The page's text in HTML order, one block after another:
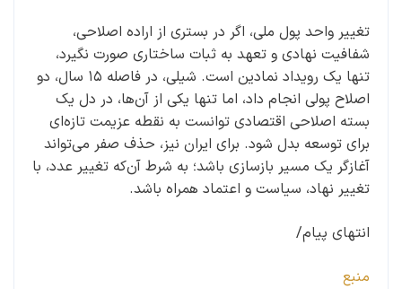
تغییر واحد پول ملی، اگر در بستری از اراده اصلاحی،
شفافیت نهادی و تعهد به ثبات ساختاری صورت نگیرد،
تنها یک رویداد نمادین است. شیلی، در فاصله ۱۵ سال، دو
اصلاح پولی انجام داد، اما تنها یکی از آن‌ها، در دل یک
بسته اصلاحی اقتصادی توانست به نقطه عزیمت تازه‌ای
برای توسعه بدل شود. برای ایران نیز، حذف صفر می‌تواند
آغازگر یک مسیر بازسازی باشد؛ به شرط آن‌که تغییر عدد، با
تغییر نهاد، سیاست و اعتماد همراه باشد.
انتهای پیام/
منبع